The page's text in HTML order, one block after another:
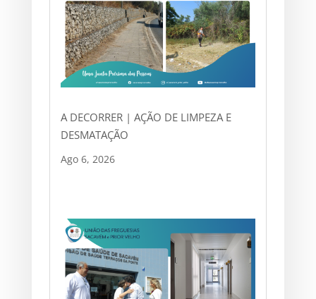
A DECORRER | AÇÃO DE LIMPEZA E
DESMATAÇÃO
Ago 6, 2026